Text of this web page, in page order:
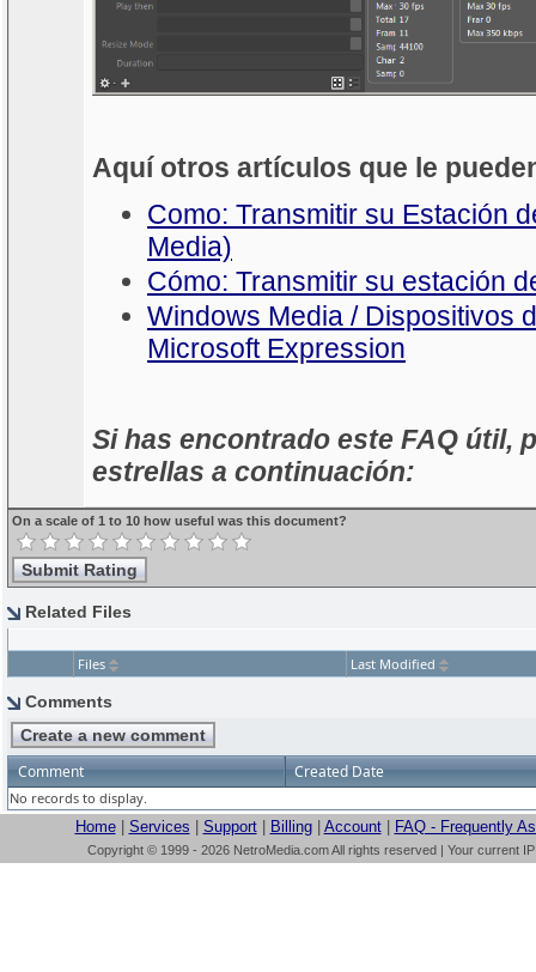
Aquí otros artículos que le
Como: Transmitir su Estación
Media)
Cómo: Transmitir su estación
Windows Media / Dispositivos
Microsoft Expression
Si has encontrado este FAQ útil,
estrellas a continuación:
On a scale of 1 to 10 how useful was this document?
Related Files
Files Last Modified
Comments
Comment Created Date
No records to display.
Home| Services Support| Billing| Account| FAQ - Frequently
Copyright © 1999 - 2026 NetroMedia.com All rights reserved | Your current